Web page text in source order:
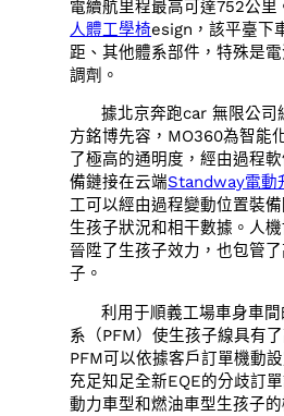
電續航里程最高可達752公里
人體工學椅esign，該平臺下
距、其他體系部件，特殊是
調劑。
據北京奔跑car 無限公司
方銘博先容，MO360為智能
了極高的通明度，經由過程
備鏈接在云端Standway電動
工可以經由過程變動位置裝
生孩子狀況和相干數據。人
晉陞了生孩子效力，也包管
子。
利用于順義工場車身車
系（PFM）使生孩子線具有
PFM可以依據客戶訂單機動
充足知足全新EQE的分歧訂
動力車型和燃油車型生孩子的